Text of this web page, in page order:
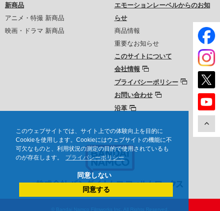
このウェブサイトでは、サイト上での体験向上を目的に
Cookieを使用します。Cookieにはウェブサイトの機能に不
可欠なものと、利用状況の測定の目的で使用されているも
のが存在します。
プライバシーポリシー
同意しない
同意する
新商品
アニメ・特撮 新商品
映画・ドラマ 新商品
エモーションレーベルからのお知
らせ
商品情報
重要なお知らせ
このサイトについて
会社情報
プライバシーポリシー
お問い合わせ
沿革
© Bandai Namco Filmworks Inc. All Rights Reserved.